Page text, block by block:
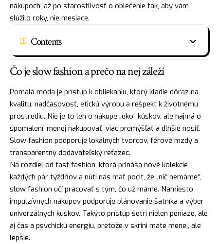
nákupoch, až po starostlivosť o oblečenie tak, aby vám
slúžilo roky, nie mesiace.
Contents
Čo je slow fashion a prečo na nej záleží
Pomalá móda je prístup k obliekaniu, ktorý kladie dôraz na
kvalitu, nadčasovosť, etickú výrobu a rešpekt k životnému
prostrediu. Nie je to len o nákupe „eko“ kúskov, ale najmä o
spomalení: menej nakupovať, viac premýšľať a dlhšie nosiť.
Slow fashion podporuje lokálnych tvorcov, férové mzdy a
transparentný dodávateľský reťazec.
Na rozdiel od fast fashion, ktorá prináša nové kolekcie
každých pár týždňov a núti nás mať pocit, že „nič nemáme“,
slow fashion učí pracovať s tým, čo už máme. Namiesto
impulzívnych nákupov podporuje plánovanie šatníka a výber
univerzálnych kúskov. Takýto prístup šetrí nielen peniaze, ale
aj čas a psychickú energiu, pretože v skrini máte menej, ale
lepšie.